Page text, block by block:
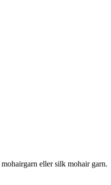
eller silk mohair garn.